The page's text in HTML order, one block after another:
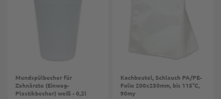
Mundspülbecher für
Zahnärzte (Einweg-
Plastikbecher) weiß - 0,2l
Kochbeutel, Schlauch PA/PE-
Folie 200x250mm, bis 115°C,
90my